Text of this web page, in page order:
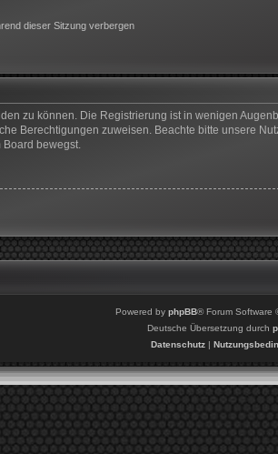
dieser Sitzung verbergen
zu können. Die Registrierung ist in wenigen
Berechtigungen zuweisen. Beachte bitte unsere
bewegst.
Powered by phpBB® Forum Software
Deutsche Übersetzung durch
Datenschutz|